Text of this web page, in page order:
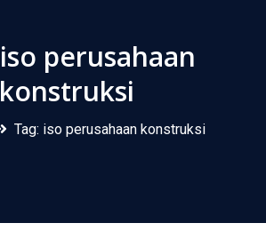
iso perusahaan
konstruksi
Tag: iso perusahaan konstruksi